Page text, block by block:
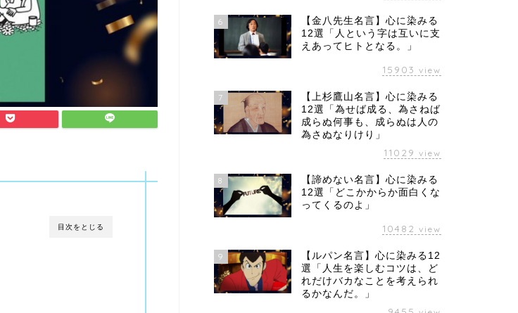
目次をとじる
6
【金八先生名言】心に染みる
12選「人という字は互いに支
えあってヒトとなる。」
15903 view
7
【上杉鷹山名言】心に染みる
12選「為せば成る、為さねば
成らぬ何事も、成らぬは人の
為さぬなりけり」
11029 view
8
【諦めない名言】心に染みる
12選「どこかからか面白くな
ってくるのよ」
10482 view
9
【ルパン名言】心に染みる12
選「人生を楽しむコツは、ど
れだけバカなことを考えられ
るかなんだ。」